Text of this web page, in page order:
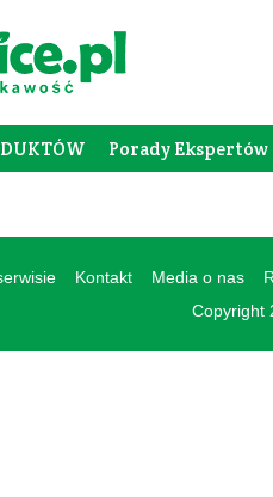
Porady Ekspertów
Kontakt Media o nas
Copyright